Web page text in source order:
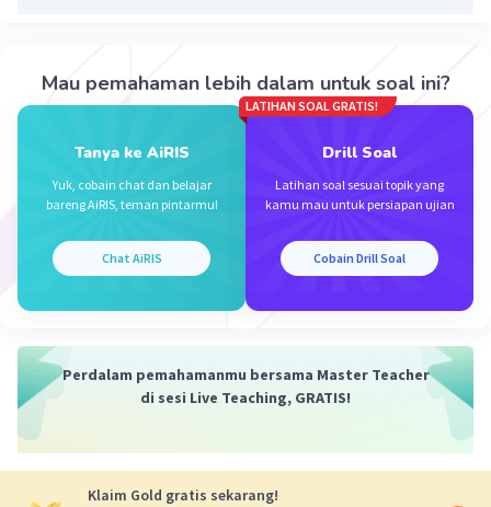
Beri Rating (0 Balas
Mau pemahaman lebih dalam untuk soal ini?
Tanya ke AiRIS
Yuk, cobain chat dan belajar
bareng AiRIS, teman pintarmu!
Chat AiRIS
LATIHAN SOAL GRATIS!
Drill Soal
Latihan soal sesuai topik yang
kamu mau untuk persiapan ujian
Cobain Drill Soal
Perdalam pemahamanmu bersama Master Teacher
di sesi Live Teaching, GRATIS!
Klaim Gold gratis sekarang!